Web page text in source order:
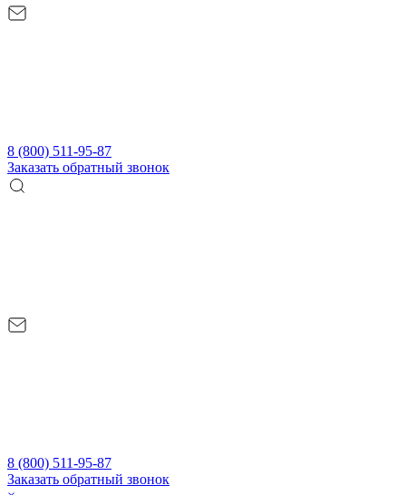
8 (800) 511-95-87
Заказать обратный звонок
8 (800) 511-95-87
Заказать обратный звонок